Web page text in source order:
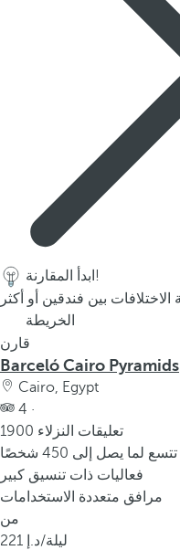
ابدأ المقارنة!
الخريطة
قارن
Barceló Cairo Pyramids
Cairo, Egypt
4 ·
1900 تعليقات النزلاء
تتسع لما يصل إلى 450 شخصًا
فعاليات ذات تنسيق كبير
مرافق متعددة الاستخدامات
من
221
/ليلة